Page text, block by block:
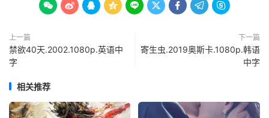
        
上一篇
禁欲40天.2002.1080p.英语中
字
下一篇
寄生虫.2019奥斯卡.1080p.韩语
中字
相关推荐